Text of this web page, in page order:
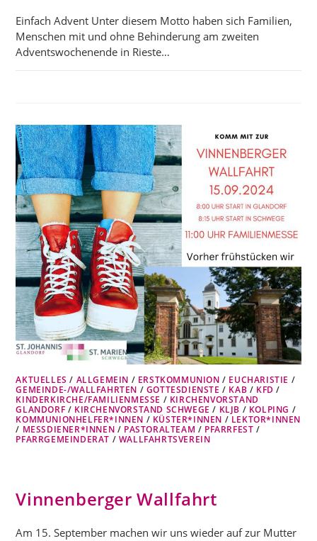
Einfach Advent Unter diesem Motto haben sich Familien,
Menschen mit und ohne Behinderung am zweiten
Adventswochenende in Rieste…
AKTUELLES / ALLGEMEIN / ERSTKOMMUNION / EUCHARISTIE /
GEMEINDE-/WALLFAHRTEN / GOTTESDIENSTE / KAB / KFD /
KINDERKIRCHE/FAMILIENMESSE / KIRCHENVORSTAND
GLANDORF / KIRCHENVORSTAND SCHWEGE / KLJB / KOLPING /
KOMMUNIONHELFER*INNEN / KÜSTER*INNEN / LEKTOR*INNEN
/ MESSDIENER*INNEN / PASTORALTEAM / PFARRFEST /
PFARRGEMEINDERAT / WALLFAHRTSVEREIN
Vinnenberger Wallfahrt
Am 15. September machen wir uns wieder auf zur Mutter